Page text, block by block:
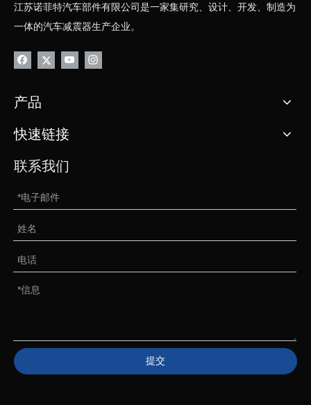
江苏诺菲特汽车部件有限公司是一家集研究、设计、开发、制造为
一体的汽车减震器生产企业。
产品
快速链接
联系我们
提交